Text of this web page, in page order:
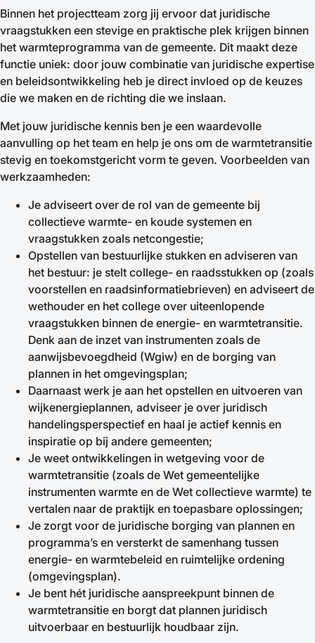
Binnen het projectteam zorg jij ervoor dat juridische
vraagstukken een stevige en praktische plek krijgen binnen
het warmteprogramma van de gemeente. Dit maakt deze
functie uniek: door jouw combinatie van juridische expertise
en beleidsontwikkeling heb je direct invloed op de keuzes
die we maken en de richting die we inslaan.
Met jouw juridische kennis ben je een waardevolle
aanvulling op het team en help je ons om de warmtetransitie
stevig en toekomstgericht vorm te geven. Voorbeelden van
werkzaamheden:
Je adviseert over de rol van de gemeente bij
collectieve warmte- en koude systemen en
vraagstukken zoals netcongestie;
Opstellen van bestuurlijke stukken en adviseren van
het bestuur: je stelt college- en raadsstukken op (zoals
voorstellen en raadsinformatiebrieven) en adviseert de
wethouder en het college over uiteenlopende
vraagstukken binnen de energie- en warmtetransitie.
Denk aan de inzet van instrumenten zoals de
aanwijsbevoegdheid (Wgiw) en de borging van
plannen in het omgevingsplan;
Daarnaast werk je aan het opstellen en uitvoeren van
wijkenergieplannen, adviseer je over juridisch
handelingsperspectief en haal je actief kennis en
inspiratie op bij andere gemeenten;
Je weet ontwikkelingen in wetgeving voor de
warmtetransitie (zoals de Wet gemeentelijke
instrumenten warmte en de Wet collectieve warmte) te
vertalen naar de praktijk en toepasbare oplossingen;
Je zorgt voor de juridische borging van plannen en
programma’s en versterkt de samenhang tussen
energie- en warmtebeleid en ruimtelijke ordening
(omgevingsplan).
Je bent hét juridische aanspreekpunt binnen de
warmtetransitie en borgt dat plannen juridisch
uitvoerbaar en bestuurlijk houdbaar zijn.